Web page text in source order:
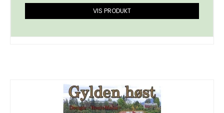
VIS PRODUKT